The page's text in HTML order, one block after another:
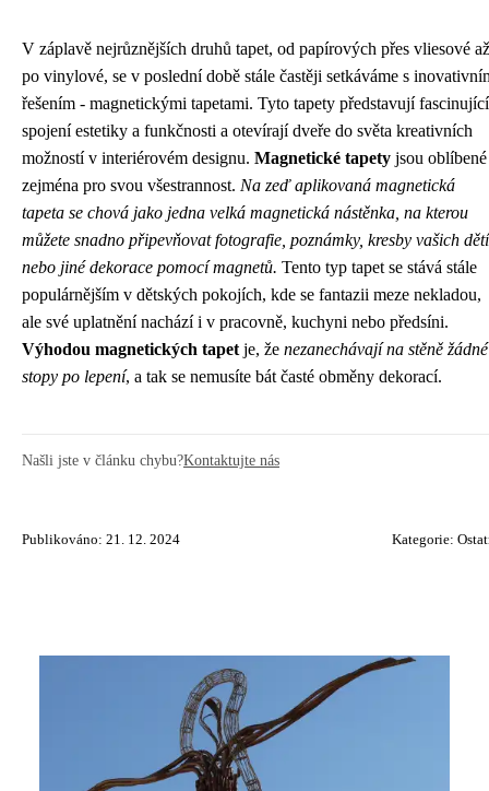
V záplavě nejrůznějších druhů tapet, od papírových přes vliesové až
po vinylové, se v poslední době stále častěji setkáváme s
řešením - magnetickými tapetami. Tyto tapety představují fascinující
spojení estetiky a funkčnosti a otevírají dveře do světa kreativních
možností v interiérovém designu. Magnetické tapety jsou oblíbené
zejména pro svou všestrannost. Na zeď aplikovaná magnetická
tapeta se chová jako jedna velká magnetická nástěnka, na kterou
můžete snadno připevňovat fotografie, poznámky, kresby vašich dětí
nebo jiné dekorace pomocí magnetů. Tento typ tapet se stává stále
populárnějším v dětských pokojích, kde se fantazii meze nekladou,
ale své uplatnění nachází i v pracovně, kuchyni nebo předsíni.
Výhodou magnetických tapet je, že nezanechávají na stěně žádné
stopy po lepení, a tak se nemusíte bát časté obměny dekorací.
Našli jste v článku chybu?Kontaktujte nás
Publikováno: 21. 12. 2024 Kategorie: